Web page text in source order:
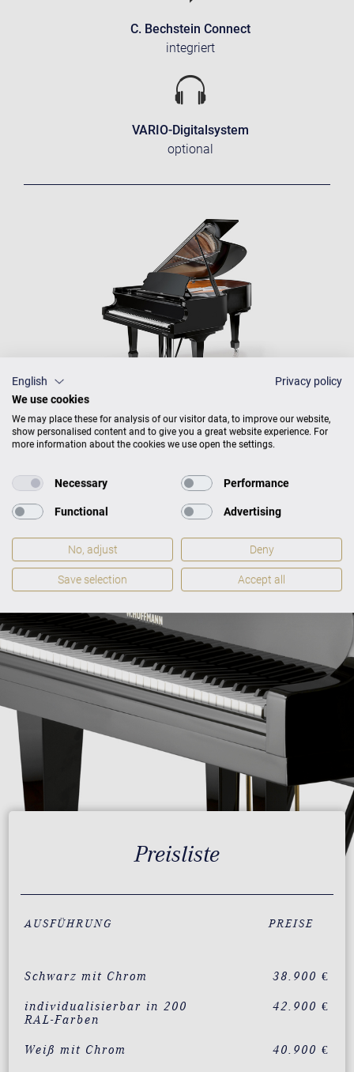
C. Bechstein Connect
integriert
VARIO-Digitalsystem
optional
Preisliste
AUSFÜHRUNG PREISE
Schwarz mit Chrom 38.900 €
individualisierbar in 200
RAL-Farben
42.900 €
Weiß mit Chrom 40.900 €
English
Privacy policy
We use cookies
We may place these for analysis of our visitor data, to improve our website,
show personalised content and to give you a great website experience. For
more information about the cookies we use open the settings.
Necessary Performance
Functional Advertising
No, adjust Deny
Save selection Accept all